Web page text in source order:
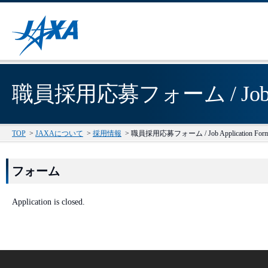
職員採用応募フォーム /
TOP > JAXAについて > 採用情報 > 職員採用応募フォーム / Job Application
フォーム
Application is closed.